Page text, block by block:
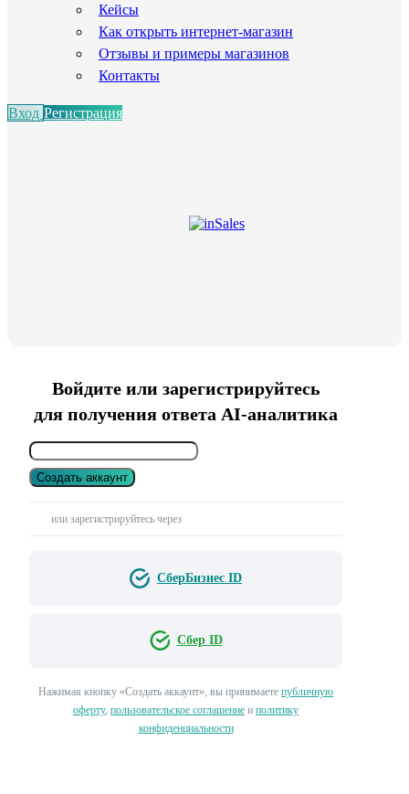
Кейсы
Как открыть интернет-магазин
Отзывы и примеры магазинов
Контакты
Вход Регистрация
Войдите или зарегистрируйтесь
для получения ответа AI-аналитика
Создать аккаунт
или зарегистрируйтесь через
СберБизнес ID
Сбер ID
Нажимая кнопку «Создать аккаунт», вы принимаете публичную
оферту, пользовательское соглашение и политику
конфиденциальности